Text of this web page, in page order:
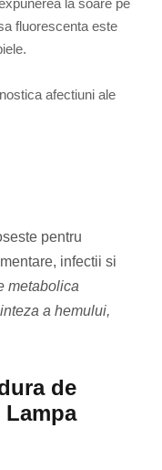
fluorescenta este
afectiuni ale
pentru
infectii si
metabolica
a hemului,
de